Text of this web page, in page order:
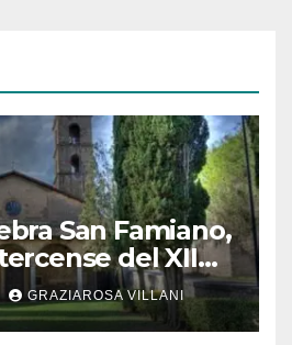
San Famiano,
del XII
GRAZIAROSA VILLANI